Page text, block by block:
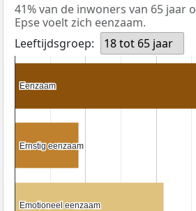
41% van de inwoners van 65 jaar
Epse voelt zich eenzaam.
Leeftijdsgroep:
18 tot 65 jaar
Eenzaam
Eenzaam
Ernstig eenzaam
Ernstig eenzaam
Emotioneel eenzaam
Emotioneel eenzaam